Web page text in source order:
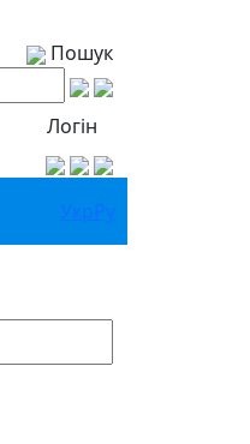
Пошук
Логін
УкрРу